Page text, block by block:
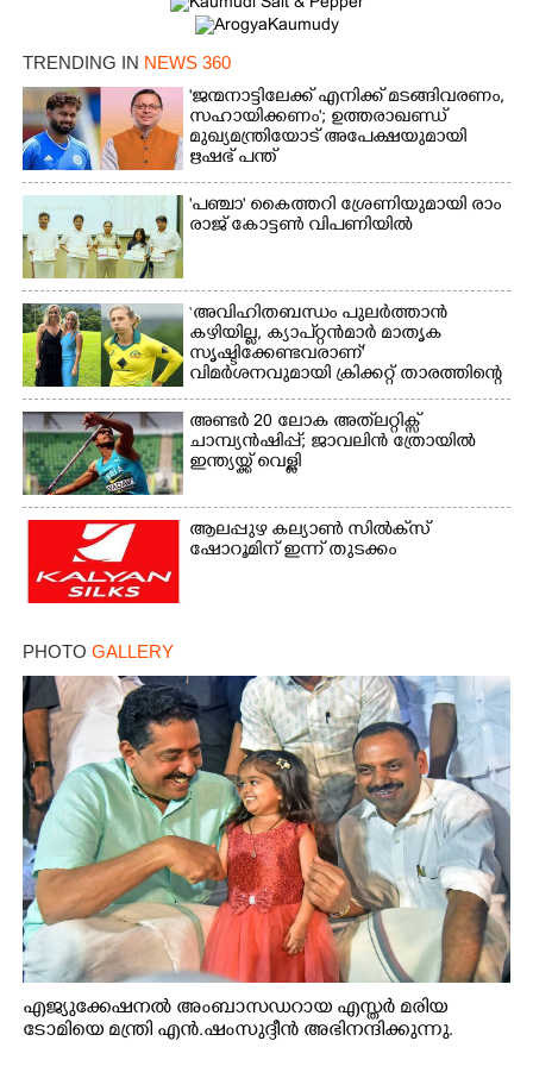
TRENDING IN NEWS 360
'ജന്മനാട്ടിലേക്ക് എനിക്ക് മടങ്ങിവരണം,
സഹായിക്കണം'; ഉത്തരാഖണ്ഡ്
മുഖ്യമന്ത്രിയോട് അപേക്ഷയുമായി
ഋഷഭ് പന്ത്
'​പ​ഞ്ചാ​'​ ​കൈ​ത്ത​റി​ ​ശ്രേ​ണി​യു​മാ​യി​ ​രാം​
രാ​ജ് ​കോ​ട്ടൺ വിപണിയിൽ
‘അവിഹിതബന്ധം പുലർത്താൻ
കഴിയില്ല,​ ക്യാപ്റ്റൻമാർ മാതൃക
സൃഷ്ടിക്കേണ്ടവരാണ്'
വിമർശനവുമായി ക്രിക്കറ്റ് താരത്തിന്റെ
ഭാര്യ
അണ്ടർ 20 ലോക അത്‌ലറ്റിക്സ്
ചാമ്പ്യൻഷിപ്പ്; ജാവലിൻ ത്രോയിൽ
ഇന്ത്യയ്ക്ക് വെള്ളി
ആലപ്പുഴ കല്യാൺ സിൽക്‌സ്
ഷോറൂമിന് ഇന്ന് തുടക്കം
PHOTO GALLERY
എജ്യുക്കേഷനൽ അംബാസഡറായ എസ്തർ മരിയ
ടോമിയെ മന്ത്രി എൻ.ഷംസുദ്ദീൻ അഭിനന്ദിക്കുന്നു.